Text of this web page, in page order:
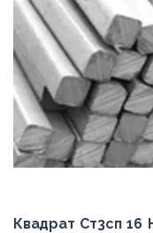
Квадрат Ст3сп